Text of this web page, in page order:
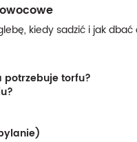
kiedy sadzić i jak
potrzebuje torfu?